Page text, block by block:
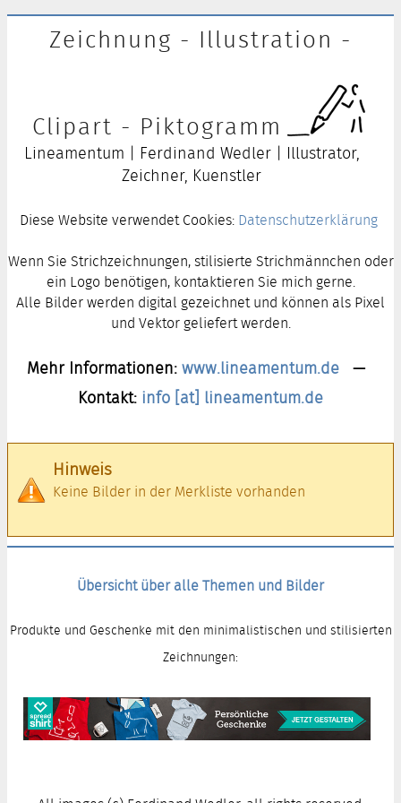
Zeichnung - Illustration -
Clipart - Piktogramm
Lineamentum | Ferdinand Wedler | Illustrator,
Zeichner, Kuenstler
Diese Website verwendet Cookies: Datenschutzerklärung
Wenn Sie Strichzeichnungen, stilisierte Strichmännchen oder
ein Logo benötigen, kontaktieren Sie mich gerne.
Alle Bilder werden digital gezeichnet und können als Pixel
und Vektor geliefert werden.
Mehr Informationen:www.lineamentum.de —
Kontakt: info [at] lineamentum.de
Hinweis
Keine Bilder in der Merkliste vorhanden
Übersicht über alle Themen und Bilder
Produkte und Geschenke mit den minimalistischen und stilisierten
Zeichnungen: